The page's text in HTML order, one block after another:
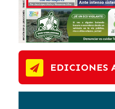
EDICIONES